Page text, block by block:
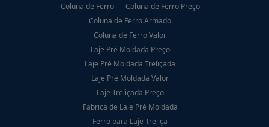
Coluna de Ferro
Coluna de Ferro Preço
Coluna de Ferro Armado
Coluna de Ferro Valor
Laje Pré Moldada Preço
Laje Pré Moldada Treliçada
Laje Pré Moldada Valor
Laje Treliçada Preço
Fabrica de Laje Pré Moldada
Ferro para Laje Treliça